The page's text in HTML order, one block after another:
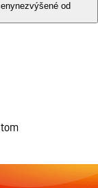
nezvýšené od